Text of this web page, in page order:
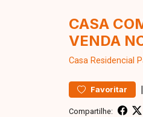
CASA
VENDA
Casa Residencial
Favoritar |
Compartilhe: